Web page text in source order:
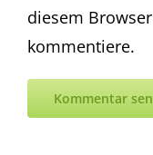
diesem
kommentiere.